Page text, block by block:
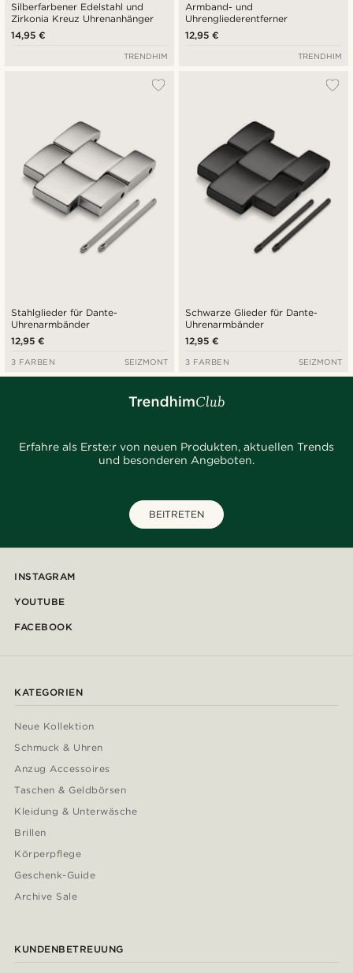
Silberfarbener Edelstahl und
Zirkonia Kreuz Uhrenanhänger
14,95 €
TRENDHIM
Armband- und
Uhrengliederentferner
12,95 €
TRENDHIM
Stahlglieder für Dante-
Uhrenarmbänder
12,95 €
3 FARBEN SEIZMONT
Schwarze Glieder für Dante-
Uhrenarmbänder
12,95 €
3 FARBEN SEIZMONT
Erfahre als Erste:r von neuen Produkten, aktuellen Trends
und besonderen Angeboten.
BEITRETEN
INSTAGRAM
YOUTUBE
FACEBOOK
KATEGORIEN
Neue Kollektion
Schmuck & Uhren
Anzug Accessoires
Taschen & Geldbörsen
Kleidung & Unterwäsche
Brillen
Körperpflege
Geschenk-Guide
Archive Sale
KUNDENBETREUUNG